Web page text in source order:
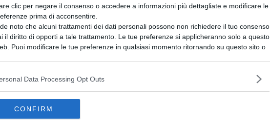
clic per negare il consenso o accedere a informazioni più dettagliate e modificare le
prima di acconsentire.
noto che alcuni trattamenti dei dati personali possono non richiedere il tuo consenso,
il diritto di opporti a tale trattamento. Le tue preferenze si applicheranno solo a questo
Puoi modificare le tue preferenze in qualsiasi momento ritornando su questo sito o
Data Processing Opt Outs
CONFIRM